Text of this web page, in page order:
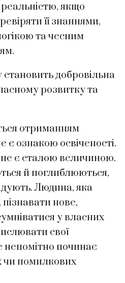
реальністю, якщо
її знаннями,
та чесним
добровільна
розвитку та
отриманням
ознакою освіченості.
не є сталою величиною.
й поглиблюються,
Людина, яка
нове,
у власних
свої
починає
помилкових